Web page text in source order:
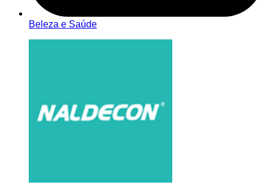
Beleza e Saúde